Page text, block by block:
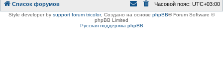
Список форумов Часовой пояс: UTC+03:00
Style developer by support forum tricolor, Создано на основе phpBB® Forum Software ©
phpBB Limited
Русская поддержка phpBB